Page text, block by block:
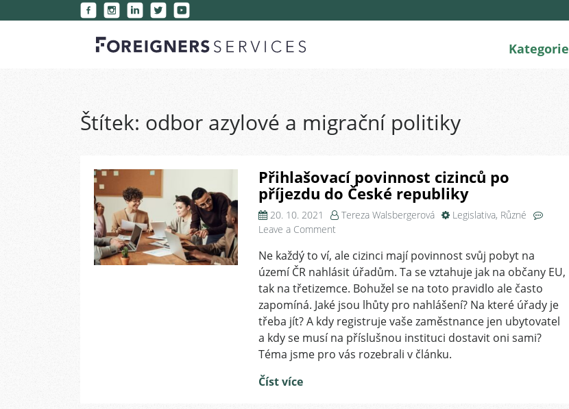
Kategorie
Štítek: odbor azylové a migrační politiky
Přihlašovací povinnost cizinců po
příjezdu do České republiky
20. 10. 2021 Tereza Walsbergerová Legislativa, Různé
Leave a Commenton
povinnost
cizinců
po
příjezdu
do
České
republiky
Ne každý to ví, ale cizinci mají povinnost svůj pobyt na
území ČR nahlásit úřadům. Ta se vztahuje jak na občany EU,
tak na třetizemce. Bohužel se na toto pravidlo ale často
zapomíná. Jaké jsou lhůty pro nahlášení? Na které úřady je
třeba jít? A kdy registruje vaše zaměstnance jen ubytovatel
a kdy se musí na příslušnou instituci dostavit oni sami?
Téma jsme pro vás rozebrali v článku.
Číst více